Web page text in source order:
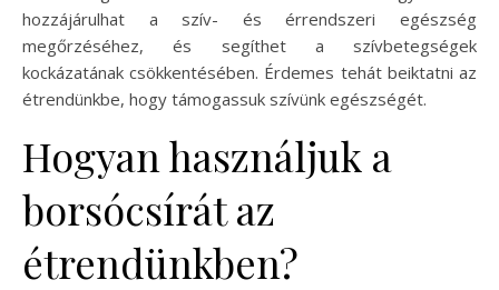
hozzájárulhat a szív- és érrendszeri egészség
megőrzéséhez, és segíthet a szívbetegségek
kockázatának csökkentésében. Érdemes tehát beiktatni az
étrendünkbe, hogy támogassuk szívünk egészségét.
Hogyan használjuk a
borsócsírát az
étrendünkben?